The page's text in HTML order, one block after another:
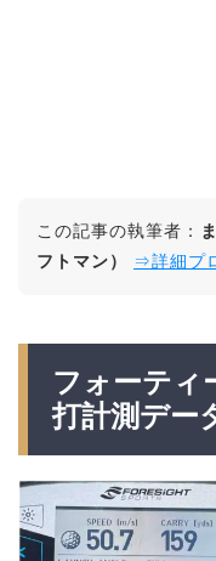
この記事の執筆者：
フトマン）
⇒詳細プ
フォーティ
打計測デー